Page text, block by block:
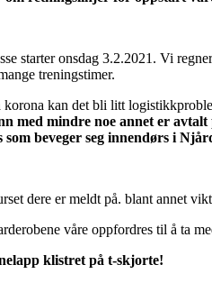
starter onsdag 3.2.2021. Vi
treningstimer.
kan det bli litt
med mindre noe annet er
beveger seg innendørs i
dere er meldt på. blant annet
våre oppfordres til å ta
klistret på t-skjorte!